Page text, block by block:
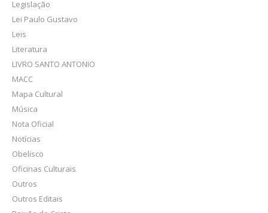
Legislação
Lei Paulo Gustavo
Leis
Literatura
LIVRO SANTO ANTONIO
MACC
Mapa Cultural
Música
Nota Oficial
Notícias
Obelisco
Oficinas Culturais
Outros
Outros Editais